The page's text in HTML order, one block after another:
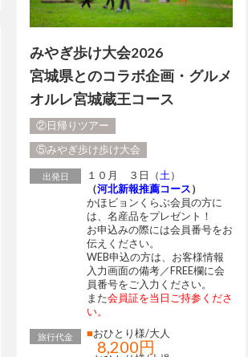
みやぎ歩け大会2026
宮城県とのコラボ企画・グルメ
オルレ宮城蔵王コース
②日帰りツアー
⑤みやぎ歩け歩け大会
出発日 １０月 ３日（土）
（河北新報推薦コース ）
かほビョンくらぶ会員の方に
は、名産品をプレゼント！
お申込みの際には会員番号をお
伝えください。
WEB申込の方は、お客様情報
入力画面の備考／FREE欄に会
員番号をご入力ください。
また会員証を当日ご持参くださ
い。
旅行代金 ■おひとり様/大人
8,200円